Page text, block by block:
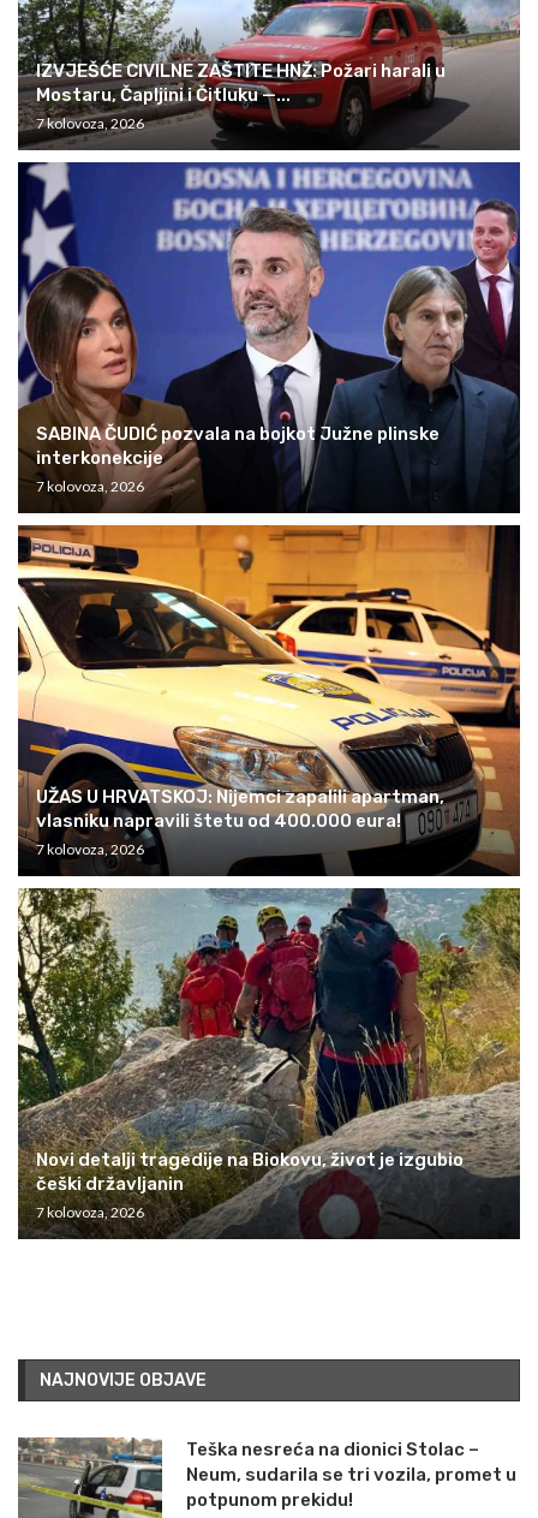
IZVJEŠĆE CIVILNE ZAŠTITE HNŽ: Požari harali u
Mostaru, Čapljini i Čitluku —...
7 kolovoza, 2026
SABINA ČUDIĆ pozvala na bojkot Južne plinske
interkonekcije
7 kolovoza, 2026
UŽAS U HRVATSKOJ: Nijemci zapalili apartman,
vlasniku napravili štetu od 400.000 eura!
7 kolovoza, 2026
Novi detalji tragedije na Biokovu, život je izgubio
češki državljanin
7 kolovoza, 2026
NAJNOVIJE OBJAVE
Teška nesreća na dionici Stolac –
Neum, sudarila se tri vozila, promet u
potpunom prekidu!